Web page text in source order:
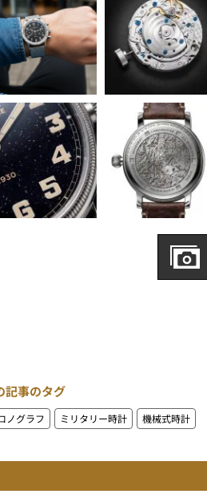
記事のタグ
ノグラフ ミリタリー時計 機械式時計